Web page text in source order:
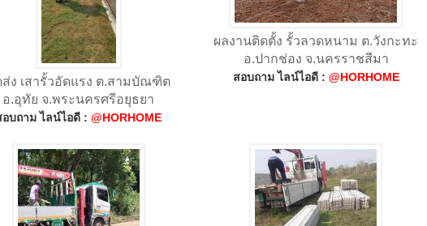
ส่ง เสารั้วอัดแรง ต.สามบัณฑิต
อ.อุทัย จ.พระนครศรีอยุธยา
อบถาม ไลน์ไอดี :@HORHOME
ผลงานติดตั้ง รั้วลวดหนาม ต.วัง​กะทะ​
อ.​ปากช่อง จ.นครราชสีมา
สอบถาม ไลน์ไอดี : @HORHOME